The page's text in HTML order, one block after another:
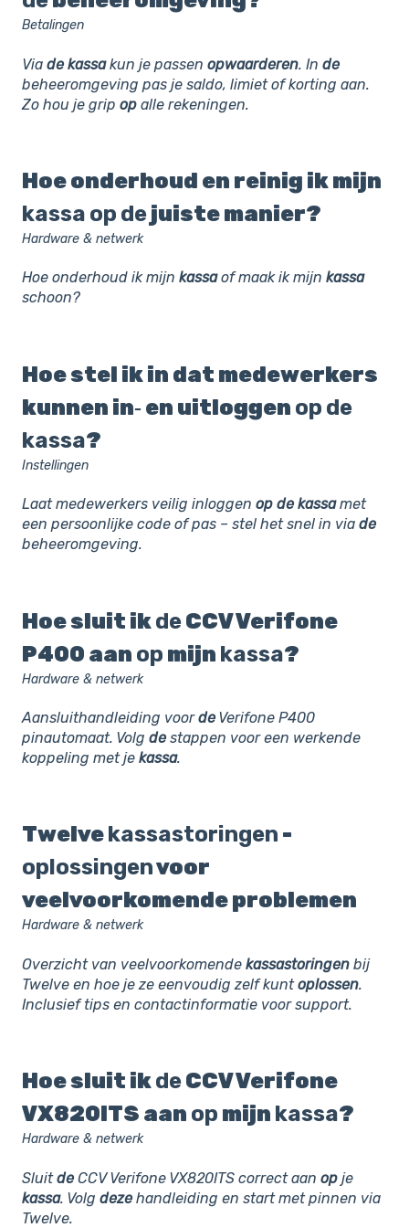
Betalingen
Via de kassakun je passen opwaarderen. In de
beheeromgeving pas je saldo, limiet of korting aan.
Zo hou je grip op alle rekeningen.
Hoe onderhoud en reinig ik mijn
kassa op dejuiste manier?
Hardware & netwerk
Hoe onderhoud ik mijn kassaof maak ik mijn kassa
schoon?
Hoe stel ik in dat medewerkers
kunnen in‑ en uitloggen op de
kassa?
Instellingen
Laat medewerkers veilig inloggen op de kassamet
een persoonlijke code of pas – stel het snel in via de
beheeromgeving.
Hoe sluit ikdeCCV Verifone
P400 aan op mijn kassa?
Hardware & netwerk
Aansluithandleiding voorde Verifone P400
pinautomaat. Volg de stappen voor een werkende
koppeling met je kassa.
Twelvekassastoringen -
oplossingenvoor
veelvoorkomende problemen
Hardware & netwerk
Overzicht van veelvoorkomende kassastoringen bij
Twelve en hoe je ze eenvoudig zelf kuntoplossen.
Inclusief tips en contactinformatie voor support.
Hoe sluit ikdeCCV Verifone
VX820ITS aan op mijn kassa?
Hardware & netwerk
Sluitde CCV Verifone VX820ITS correct aan op je
kassa. Volg deze handleiding en start met pinnen via
Twelve.